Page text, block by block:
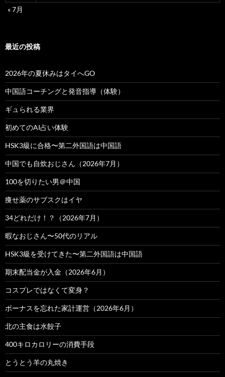
« 7月
最近の投稿
2026年の夏休みはタイへGO
中国語コーチングと発音指導（体験）
ギュられる業界
初めてのAI占い体験
HSK3級に合格〜第二外国語は中国語
中国でも自炊おじさん（2026年7月）
100を切りたい男＠中国
痩せ薬のサブスクはイヤ
34どれだけ！？（2026年7月）
暇なおじさん〜50代のリアル
HSK3級を受けてきた〜第二外国語は中国語
期末配当金が入金（2026年6月）
コスプレではなくて変身？
ボーナスを忘れた家計運営（2026年6月）
北の主食は水餃子
400キロカロリーの消費手段
とうとう羊の丸焼き